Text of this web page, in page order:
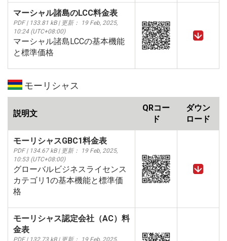
マーシャル諸島のLCC料金表
PDF | 133.81 kB | 更新： 19 Feb, 2025,
10:24 (UTC+08:00)
マーシャル諸島LCCの基本機能
と標準価格
モーリシャス
説明文
QRコー
ド
ダウン
ロード
モーリシャスGBC1料金表
PDF | 134.67 kB | 更新： 19 Feb, 2025,
10:53 (UTC+08:00)
グローバルビジネスライセンス
カテゴリ1の基本機能と標準価
格
モーリシャス認定会社（AC）料
金表
PDF | 132.73 kB | 更新： 19 Feb, 2025,